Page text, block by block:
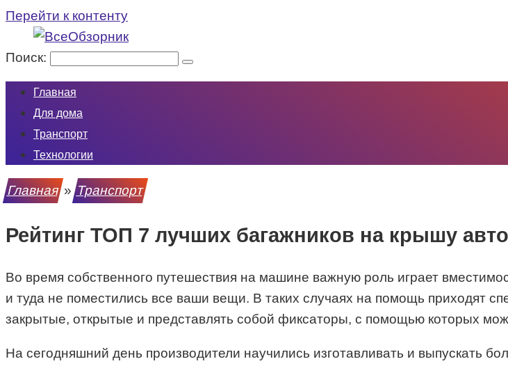
Перейти к контенту
Поиск:
Главная
Для дома
Транспорт
Технологии
Главная»Транспорт
Рейтинг ТОП 7 лучших багажников на крышу
Во время собственного путешествия на машине важную роль играет
и туда не поместились все ваши вещи. В таких случаях на помощь приходят
закрытые, открытые и представлять собой фиксаторы, с помощью которых
На сегодняшний день производители научились изготавливать и выпускать